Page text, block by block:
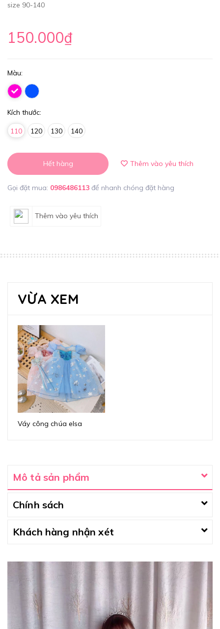
size 90-140
150.000₫
Màu:
Kích thước:
110 120 130 140
Hết hàng Thêm vào yêu thích
Gọi đặt mua: 0986486113 để nhanh chóng đặt hàng
Thêm vào yêu thích
VỪA XEM
Váy công chúa elsa
Mô tả sản phẩm
Chính sách
Khách hàng nhận xét